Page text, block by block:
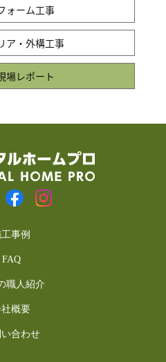
ォーム工事
ア・外構工事
場レポート
事例
FAQ
職人紹介
概要
合わせ